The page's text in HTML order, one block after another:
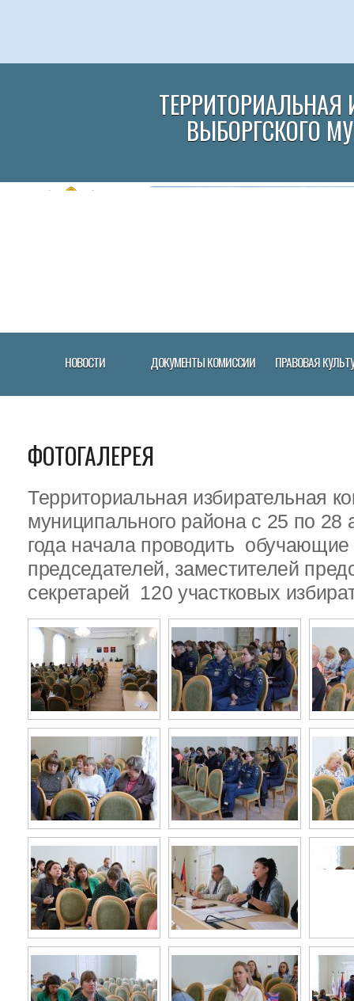
ВЫБОРГСКОГО
НОВОСТИ ДОКУМЕНТЫ КОМИССИИ ПРАВОВАЯ
ФОТОГАЛЕРЕЯ
Территориальная избирательная
муниципального района с 25 по 28
года начала проводить
председателей, заместителей
секретарей 120 участковых